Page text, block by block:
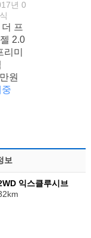
년 0
프
2.0
미
원
보
익스클루시브